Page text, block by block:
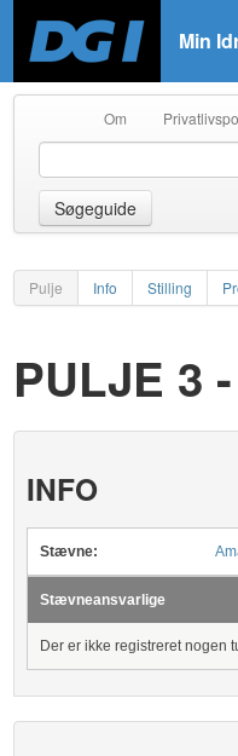
Min
Om
Søgeguide
Pulje Info Stilling
PULJE 3
INFO
Stævne:
Stævneansvarlige
Der er ikke registreret nogen